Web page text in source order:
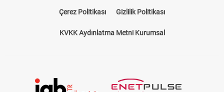
Çerez Politikası Gizlilik Politikası
KVKK Aydınlatma Metni Kurumsal